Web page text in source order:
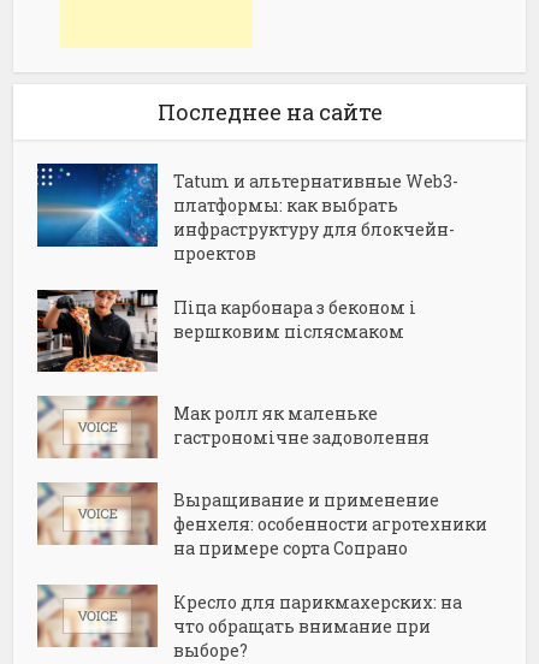
Последнее на сайте
Tatum и альтернативные Web3-
платформы: как выбрать
инфраструктуру для блокчейн-
проектов
Піца карбонара з беконом і
вершковим післясмаком
Мак ролл як маленьке
гастрономічне задоволення
Выращивание и применение
фенхеля: особенности агротехники
на примере сорта Сопрано
Кресло для парикмахерских: на
что обращать внимание при
выборе?